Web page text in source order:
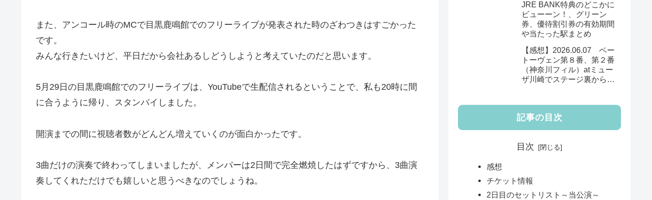
また、アンコール時のMCで目黒鹿鳴館でのフリーライブが発表された時のざわつきはすごかった
です。
みんな行きたいけど、平日だから会社あるしどうしようと考えていたのだと思います。
5月29日の目黒鹿鳴館でのフリーライブは、YouTubeで生配信されるということで、私も20時に間
に合うように帰り、スタンバイしました。
開演までの間に視聴者数がどんどん増えていくのが面白かったです。
3曲だけの演奏で終わってしまいましたが、メンバーは2日間で完全燃焼したはずですから、3曲演
奏してくれただけでも嬉しいと思うべきなのでしょうね。
JRE BANK特典のどこかに
ビューーン！、グリーン
券、優待割引券の有効期間
や当たった駅まとめ
【感想】2026.06.07 ベー
トーヴェン第８番、第２番
（神奈川フィル）atミュー
ザ川崎でステージ裏から見
記事の目次
目次
感想
チケット情報
2日目のセットリスト～当公演～